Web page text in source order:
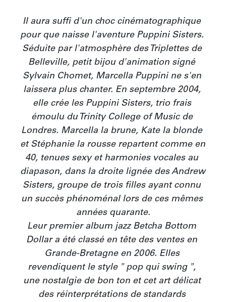
Il aura suffi d'un choc cinématographique
pour que naisse l'aventure Puppini Sisters.
Séduite par l'atmosphère des Triplettes de
Belleville, petit bijou d'animation signé
Sylvain Chomet, Marcella Puppini ne s'en
laissera plus chanter. En septembre 2004,
elle crée les Puppini Sisters, trio frais
émoulu du Trinity College of Music de
Londres. Marcella la brune, Kate la blonde
et Stéphanie la rousse repartent comme en
40, tenues sexy et harmonies vocales au
diapason, dans la droite lignée des Andrew
Sisters, groupe de trois filles ayant connu
un succès phénoménal lors de ces mêmes
années quarante.
Leur premier album jazz Betcha Bottom
Dollar a été classé en tête des ventes en
Grande-Bretagne en 2006. Elles
revendiquent le style " pop qui swing ",
une nostalgie de bon ton et cet art délicat
des réinterprétations de standards